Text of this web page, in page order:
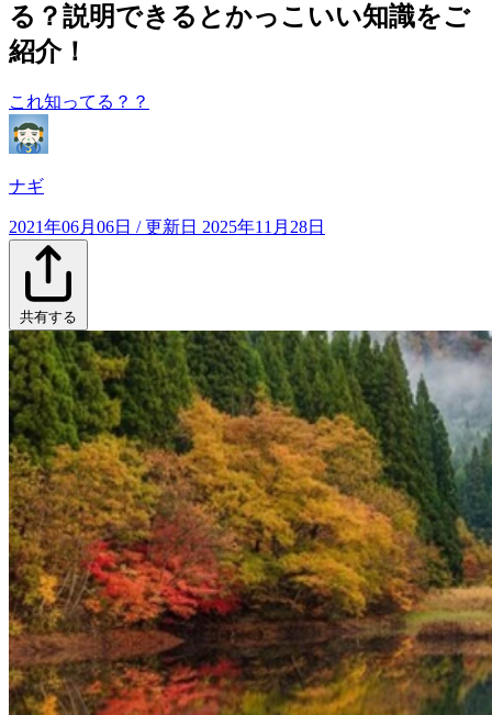
る？説明できるとかっこいい知識をご
紹介！
これ知ってる？？
ナギ
2021年06月06日 / 更新日 2025年11月28日
共有する